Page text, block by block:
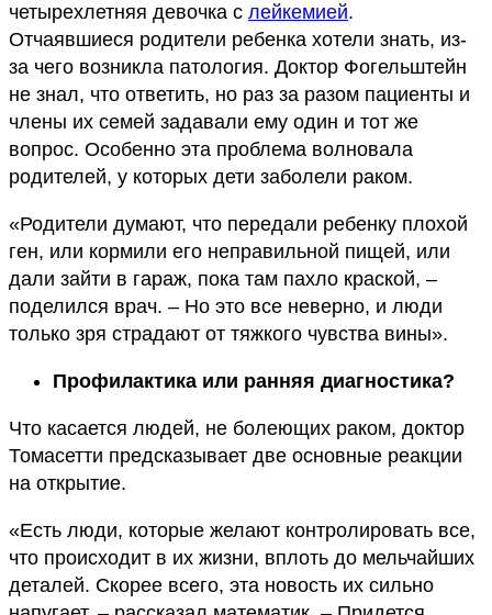
четырехлетняя девочка с лейкемией.
Отчаявшиеся родители ребенка хотели знать, из-
за чего возникла патология. Доктор Фогельштейн
не знал, что ответить, но раз за разом пациенты и
члены их семей задавали ему один и тот же
вопрос. Особенно эта проблема волновала
родителей, у которых дети заболели раком.
«Родители думают, что передали ребенку плохой
ген, или кормили его неправильной пищей, или
дали зайти в гараж, пока там пахло краской, –
поделился врач. – Но это все неверно, и люди
только зря страдают от тяжкого чувства вины».
Профилактика или ранняя диагностика?
Что касается людей, не болеющих раком, доктор
Томасетти предсказывает две основные реакции
на открытие.
«Есть люди, которые желают контролировать все,
что происходит в их жизни, вплоть до мельчайших
деталей. Скорее всего, эта новость их сильно